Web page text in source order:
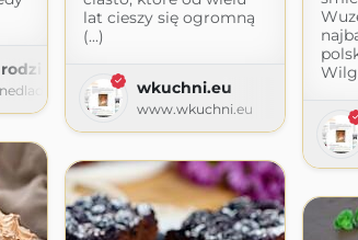
lat cieszy się ogromną
(...)
wkuchni.eu
www.wkuchni.eu